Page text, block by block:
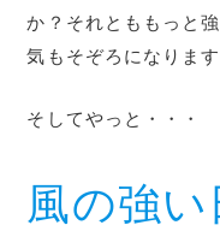
か？それとももっと
気もそぞろになります
そしてやっと・・・
風の強